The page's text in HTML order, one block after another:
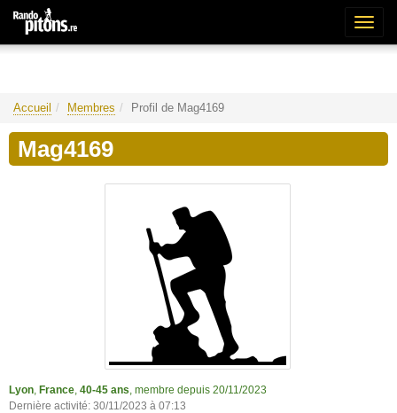
Accueil Membres Profil de Mag4169
Mag4169
Lyon France 40-45 ans , membre depuis 20/11/2023
Dernière activité: 30/11/2023 à 07:13